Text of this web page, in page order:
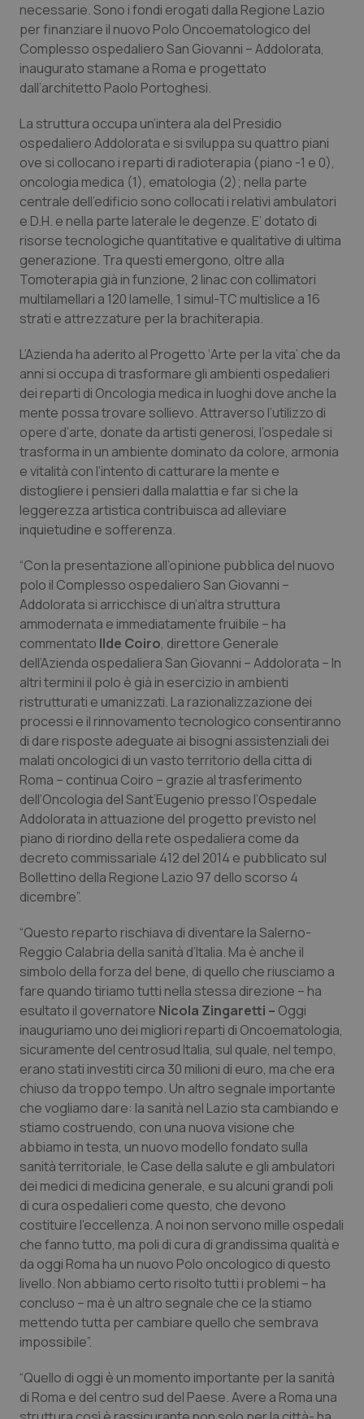
Campania
Emilia-Romagna
Lazio
Liguria
Lombardia
Marche
Molise
Piemonte
Provincia Autonoma di Bolzano
Provincia Autonoma di Trento
Puglia
Sardegna
Sicilia
Toscana
Umbria
Valle D’Aosta
Veneto
Car-T
Colesterolo & coronaropatie
Diabete & glucometri
Disturbi dell’umore
Dolore
Donna & Salute
Epatiti
HIV
Infezioni & Febbre
Ipertensione & Scompenso
Malattie rare
Malattia di Crohn & Rettocolite Ulcerosa
Neuroscienze & patologie neurodegenerative
Obesità
Oftalmologia
Oncodermatologia
Oncoematologia
Oncologia & Nutrizione
Psoriasi & pelle
Quotidiano Cardiologia
Quotidiano Chirurgia
Quotidiano Oncologia
Quotidiano Pediatria
Rene & patologie urogenitali
Salute orale & impianti
Sangue & coagulazione
Tiroide
Tumore al seno
Tumore ovarico
Tumori del Polmone & Testa Collo
Tumori gastrointestinali
Ulcera & Reflusso
Vaccini
necessarie. Sono i fondi erogati dalla Regione Lazio
per finanziare il nuovo Polo Oncoematologico del
Complesso ospedaliero San Giovanni – Addolorata,
inaugurato stamane a Roma e progettato
dall’architetto Paolo Portoghesi.
La struttura occupa un’intera ala del Presidio
ospedaliero Addolorata e si sviluppa su quattro piani
ove si collocano i reparti di radioterapia (piano -1 e 0),
oncologia medica (1), ematologia (2); nella parte
centrale dell’edificio sono collocati i relativi ambulatori
e D.H. e nella parte laterale le degenze. E’ dotato di
risorse tecnologiche quantitative e qualitative di ultima
generazione. Tra questi emergono, oltre alla
Tomoterapia già in funzione, 2 linac con collimatori
multilamellari a 120 lamelle, 1 simul-TC multislice a 16
strati e attrezzature per la brachiterapia.
L’Azienda ha aderito al Progetto ‘Arte per la vita’ che da
anni si occupa di trasformare gli ambienti ospedalieri
dei reparti di Oncologia medica in luoghi dove anche la
mente possa trovare sollievo. Attraverso l’utilizzo di
opere d’arte, donate da artisti generosi, l’ospedale si
trasforma in un ambiente dominato da colore, armonia
e vitalità con l’intento di catturare la mente e
distogliere i pensieri dalla malattia e far si che la
leggerezza artistica contribuisca ad alleviare
inquietudine e sofferenza.
“Con la presentazione all’opinione pubblica del nuovo
polo il Complesso ospedaliero San Giovanni –
Addolorata si arricchisce di un’altra struttura
ammodernata e immediatamente fruibile – ha
commentato Ilde Coiro, direttore Generale
dell’Azienda ospedaliera San Giovanni – Addolorata – In
altri termini il polo è già in esercizio in ambienti
ristrutturati e umanizzati. La razionalizzazione dei
processi e il rinnovamento tecnologico consentiranno
di dare risposte adeguate ai bisogni assistenziali dei
malati oncologici di un vasto territorio della citta di
Roma – continua Coiro – grazie al trasferimento
dell’Oncologia del Sant’Eugenio presso l’Ospedale
Addolorata in attuazione del progetto previsto nel
piano di riordino della rete ospedaliera come da
decreto commissariale 412 del 2014 e pubblicato sul
Bollettino della Regione Lazio 97 dello scorso 4
dicembre”.
“Questo reparto rischiava di diventare la Salerno-
Reggio Calabria della sanità d’Italia. Ma è anche il
simbolo della forza del bene, di quello che riusciamo a
fare quando tiriamo tutti nella stessa direzione – ha
esultato il governatore Nicola Zingaretti – Oggi
inauguriamo uno dei migliori reparti di Oncoematologia,
sicuramente del centrosud Italia, sul quale, nel tempo,
erano stati investiti circa 30 milioni di euro, ma che era
chiuso da troppo tempo. Un altro segnale importante
che vogliamo dare: la sanità nel Lazio sta cambiando e
stiamo costruendo, con una nuova visione che
abbiamo in testa, un nuovo modello fondato sulla
sanità territoriale, le Case della salute e gli ambulatori
dei medici di medicina generale, e su alcuni grandi poli
di cura ospedalieri come questo, che devono
costituire l’eccellenza. A noi non servono mille ospedali
che fanno tutto, ma poli di cura di grandissima qualità e
da oggi Roma ha un nuovo Polo oncologico di questo
livello. Non abbiamo certo risolto tutti i problemi – ha
concluso – ma è un altro segnale che ce la stiamo
mettendo tutta per cambiare quello che sembrava
impossibile”.
“Quello di oggi è un momento importante per la sanità
di Roma e del centro sud del Paese. Avere a Roma una